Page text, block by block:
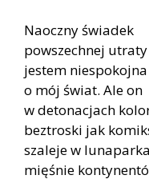
Naoczny świadek
powszechnej
jestem niespokojna
o mój świat. Ale on
w detonacjach
beztroski jak
szaleje w
mięśnie